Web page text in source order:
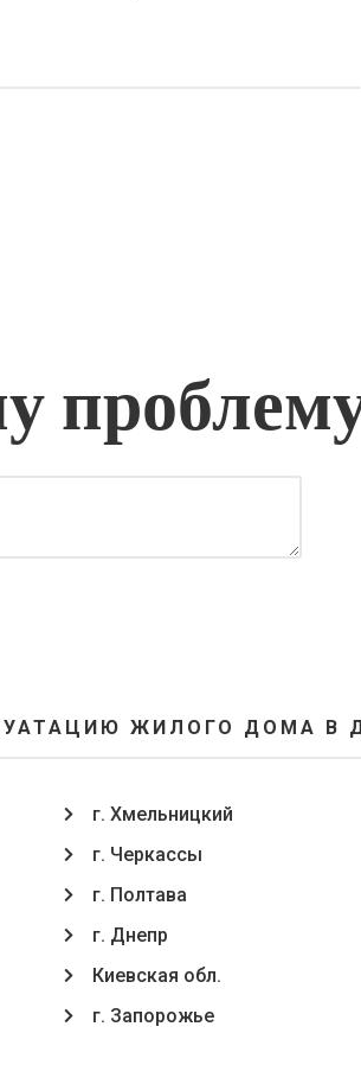
ЖИЛОГО ДОМА В
г. Хмельницкий
г. Черкассы
г. Полтава
г. Днепр
Киевская обл.
г. Запорожье